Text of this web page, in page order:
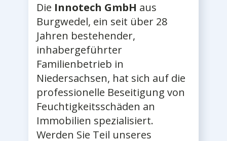
Die Innotech GmbH aus
Burgwedel, ein seit über 28
Jahren bestehender,
inhabergeführter
Familienbetrieb in
Niedersachsen, hat sich auf die
professionelle Beseitigung von
Feuchtigkeitsschäden an
Immobilien spezialisiert.
Werden Sie Teil unseres